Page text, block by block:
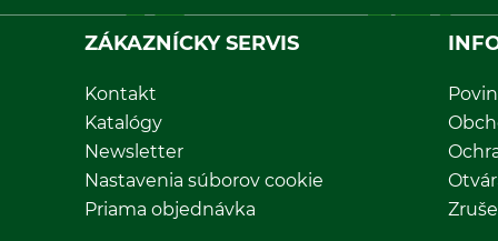
ZÁKAZNÍCKY SERVIS
Kontakt
Katalógy
Newsletter
Nastavenia súborov cookie
Priama objednávka